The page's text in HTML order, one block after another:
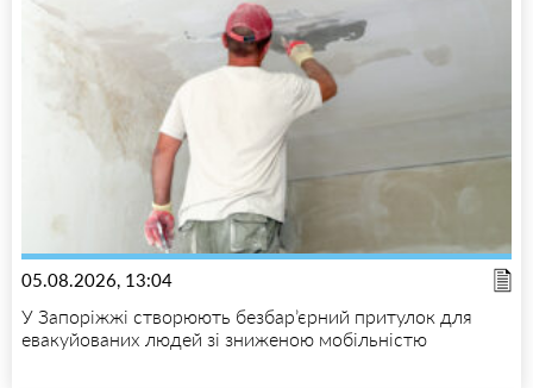
05.08.2026, 13:04
У Запоріжжі створюють безбар’єрний притулок для
евакуйованих людей зі зниженою мобільністю